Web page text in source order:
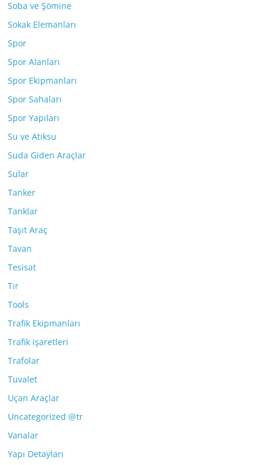
Soba ve Şömine
Sokak Elemanları
Spor
Spor Alanları
Spor Ekipmanları
Spor Sahaları
Spor Yapıları
Su ve Atıksu
Suda Giden Araçlar
Sular
Tanker
Tanklar
Taşıt Araç
Tavan
Tesisat
Tır
Tools
Trafik Ekipmanları
Trafik işaretleri
Trafolar
Tuvalet
Uçan Araçlar
Uncategorized @tr
Vanalar
Yapı Detayları